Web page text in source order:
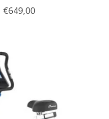
€649,00